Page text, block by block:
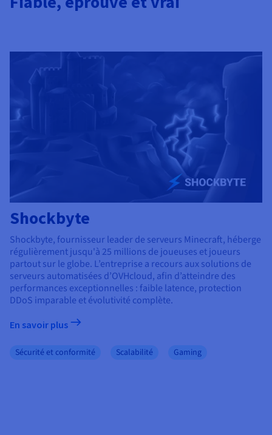
Shockbyte
Shockbyte, fournisseur leader de serveurs Minecraft, héberge
régulièrement jusqu'à 25 millions de joueuses et joueurs
partout sur le globe. L’entreprise a recours aux solutions de
serveurs automatisées d’OVHcloud, afin d’atteindre des
performances exceptionnelles : faible latence, protection
DDoS imparable et évolutivité complète.
En savoir plus
Sécurité et conformité Scalabilité Gaming